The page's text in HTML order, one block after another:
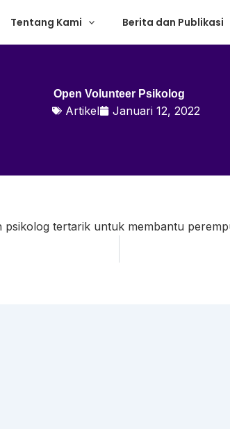
Tentang Kami Berita dan Publikasi
Open Volunteer Psikolog
Artikel Januari 12, 2022
tertarik untuk membantu